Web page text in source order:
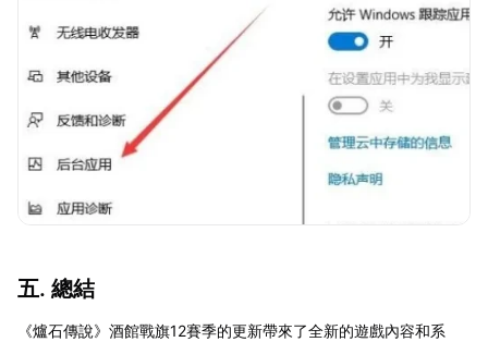
五. 總結
《爐石傳說》酒館戰旗12賽季的更新帶來了全新的遊戲內容和系